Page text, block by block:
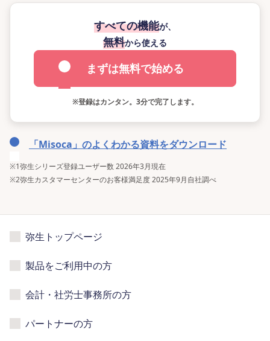
すべての機能が、
無料から使える
まずは無料で始める
※登録はカンタン。3分で完了します。
「Misoca」のよくわかる資料をダウンロード
※1弥生シリーズ登録ユーザー数 2026年3月現在
※2弥生カスタマーセンターのお客様満足度 2025年9月自社調べ
弥生トップページ
製品をご利用中の方
会計・社労士事務所の方
パートナーの方